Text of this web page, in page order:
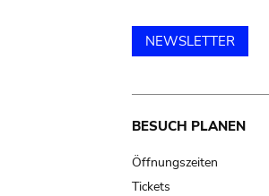
NEWSLETTER
Main
navigation
BESUCH PLANEN
Öffnungszeiten
Tickets